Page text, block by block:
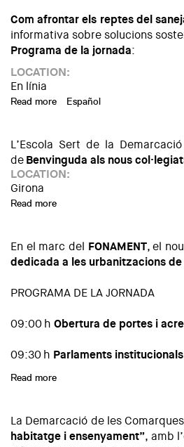
Com afrontar els reptes del
informativa sobre solucions
Programa de la jornada:
LOCATION:
En línia
Read more about JORNADA TÈCNICA |
Español
L’Escola Sert de la
deBenvinguda als nous
LOCATION:
Girona
Read more
En el marc del FONAMENT, el
dedicada a les urbanitzacions
PROGRAMA DE LA JORNADA
09:00 h Obertura de portes i
09:30 h Parlaments institucionals
Read more
La Demarcació de les
habitatge i ensenyament”, amb